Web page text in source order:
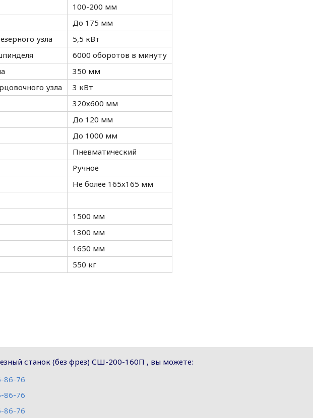
100-200 мм
До 175 мм
узла
5,5 кВт
6000 оборотов в минуту
350 мм
узла
3 кВт
320х600 мм
До 120 мм
До 1000 мм
Пневматический
Ручное
Не более 165х165 мм
1500 мм
1300 мм
1650 мм
550 кг
станок (без фрез) СШ-200-160П , вы можете:
86-76
86-76
86-76